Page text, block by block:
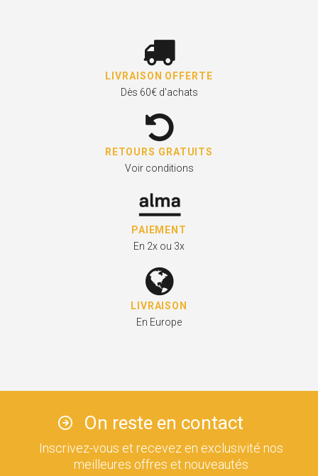
LIVRAISON OFFERTE
Dès 60€ d'achats
RETOURS GRATUITS
Voir conditions
PAIEMENT
En 2x ou 3x
LIVRAISON
En Europe
On reste en contact
Inscrivez-vous et recevez en exclusivité nos
meilleures offres et nouveautés